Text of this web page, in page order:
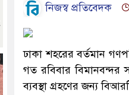
নিজস্ব প্রতিবেদক
ঢাকা শহরের বর্তমান
গত রবিবার বিমানবন্দর
ব্যবস্থা গ্রহণের জন্য